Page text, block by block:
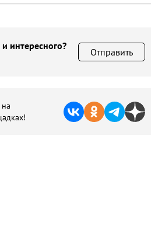
интересного?
Отправить